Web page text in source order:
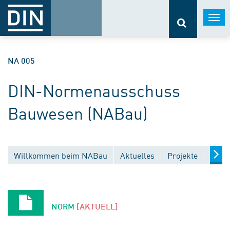
NA 005
DIN-Normenausschuss
Bauwesen (NABau)
Willkommen beim NABau Aktuelles Projekte
NORM [AKTUELL]